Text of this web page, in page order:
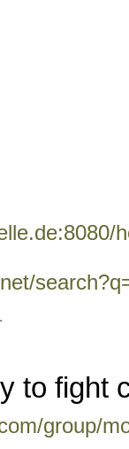
to fight
group/